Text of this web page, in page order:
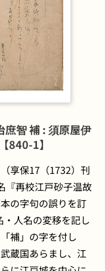
840-1】
享保17（1732）刊
『再校江戸砂子温故
の字句の誤りを訂
人名の変移を記し
補」の字を付し
蔵国あらまし、江